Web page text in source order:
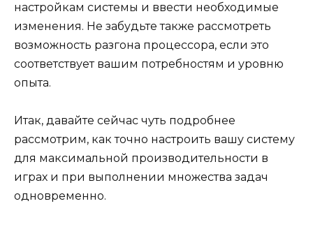
настройкам системы и ввести необходимые
изменения. Не забудьте также рассмотреть
возможность разгона процессора, если это
соответствует вашим потребностям и уровню
опыта.
Итак, давайте сейчас чуть подробнее
рассмотрим, как точно настроить вашу систему
для максимальной производительности в
играх и при выполнении множества задач
одновременно.